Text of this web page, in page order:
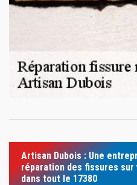
Artisan Dubois : Une
réparation des fissures sur
dans tout le 17380